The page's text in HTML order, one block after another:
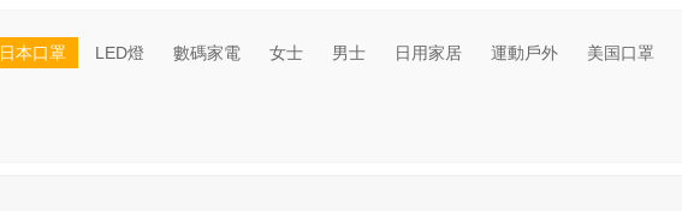
日本口罩 LED燈 數碼家電 女士 男士 日用家居 運動戶外 美国口罩